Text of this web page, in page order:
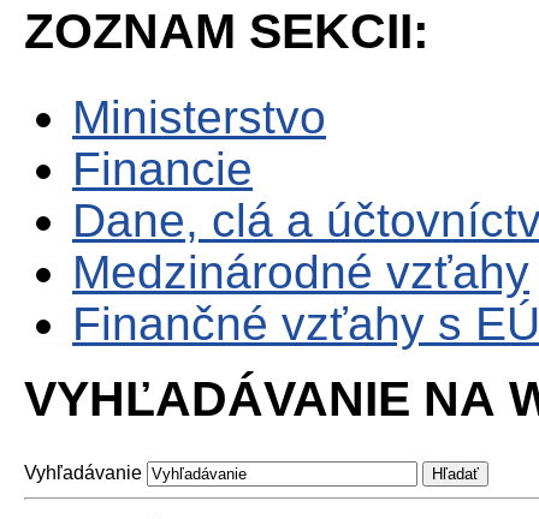
ZOZNAM SEKCII:
Ministerstvo
Financie
Dane, clá a
Medzinárodné vzťahy
Finančné vzťahy s EÚ
VYHĽADÁVANIE NA
Vyhľadávanie